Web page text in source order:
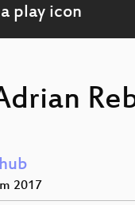
2017